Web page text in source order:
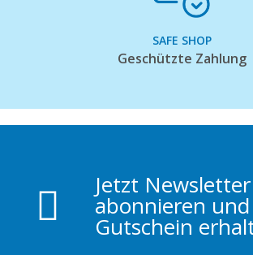
SAFE SHOP
Geschützte Zahlung
Jetzt Newsletter
abonnieren
Gutschein